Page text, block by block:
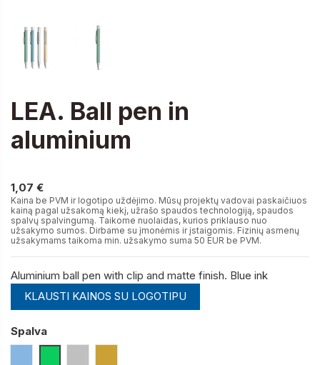
LEA. Ball pen in
aluminium
1,07 €
Kaina be PVM ir logotipo uždėjimo. Mūsų projektų vadovai paskaičiuos
kainą pagal užsakomą kiekį, užrašo spaudos technologiją, spaudos
spalvų spalvingumą. Taikome nuolaidas, kurios priklauso nuo
užsakymo sumos. Dirbame su įmonėmis ir įstaigomis. Fizinių asmenų
užsakymams taikoma min. užsakymo suma 50 EUR be PVM.
Aluminium ball pen with clip and matte finish. Blue ink
KLAUSTI KAINOS SU LOGOTIPU
Spalva